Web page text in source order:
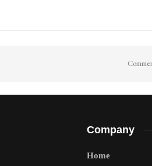
Company
Home